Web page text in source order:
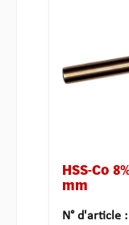
HSS-Co
mm
N° d'article :